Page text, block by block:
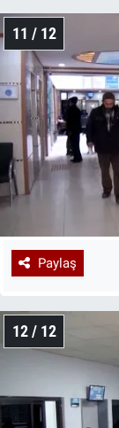
11 / 12
Paylaş
12 / 12